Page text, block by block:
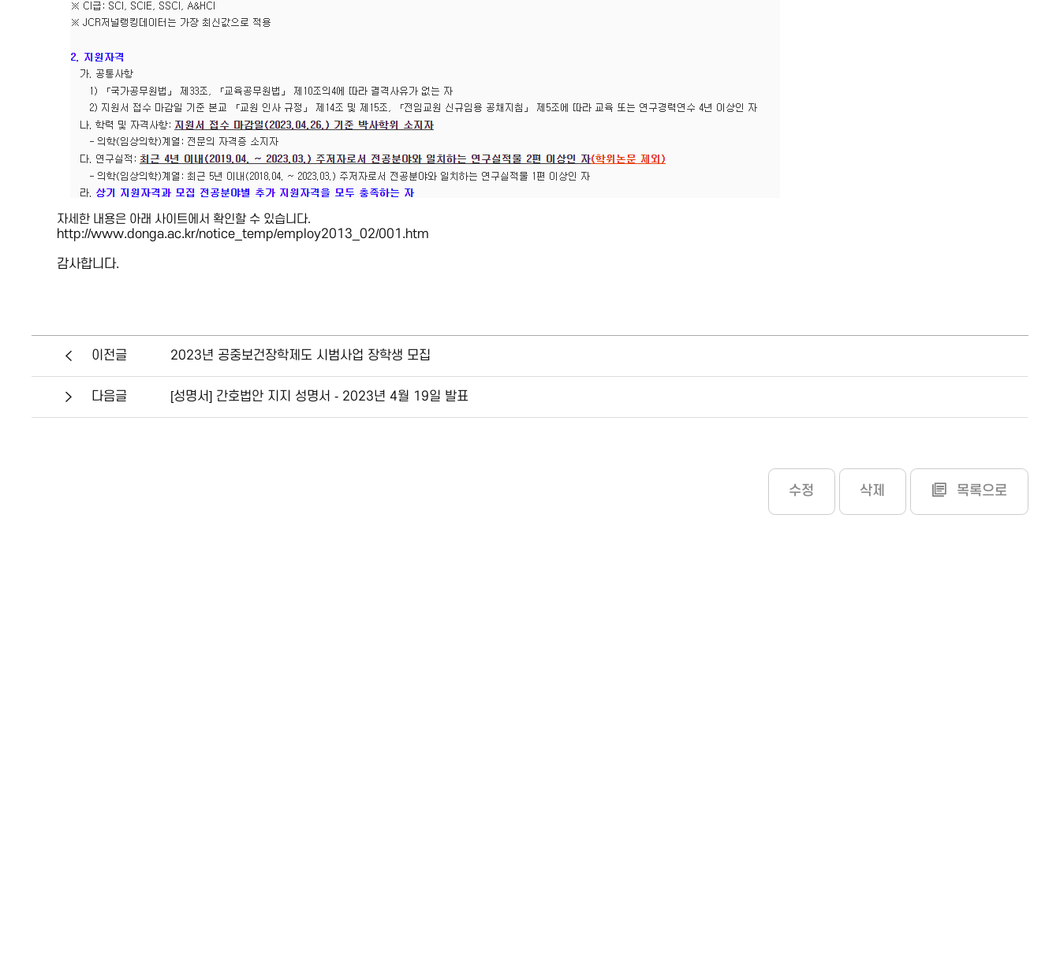
자세한 내용은 아래 사이트에서 확인할 수 있습니다.
http://www.donga.ac.kr/notice_temp/employ2013_02/001.htm
감사합니다.
이전글 2023년 공중보건장학제도 시범사업 장학생 모집
다음글 [성명서] 간호법안 지지 성명서 - 2023년 4월 19일 발표
수정 삭제 목록으로